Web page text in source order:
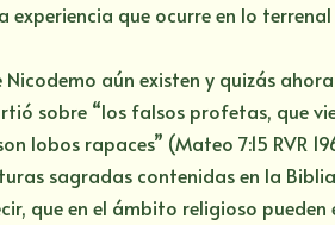
experiencia que ocurre en lo
Nicodemo aún existen y quizás
sobre “los falsos profetas, que
lobos rapaces” (Mateo 7:15 RVR
sagradas contenidas en la
que en el ámbito religioso